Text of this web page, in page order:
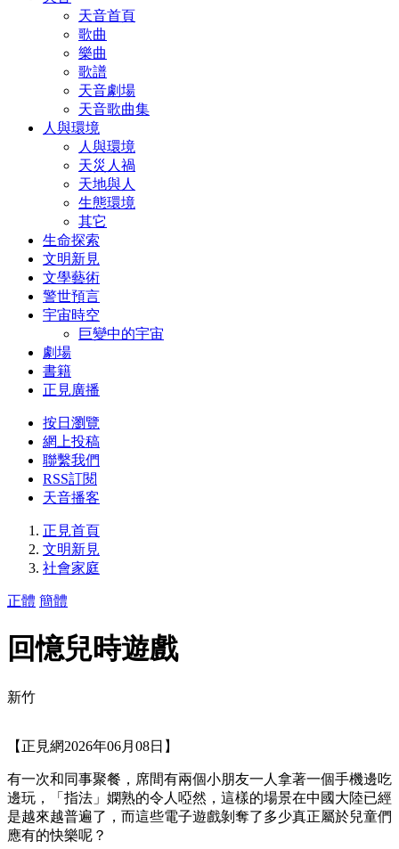
天音首頁
歌曲
樂曲
歌譜
天音劇場
天音歌曲集
人與環境
人與環境
天災人禍
天地與人
生態環境
其它
生命探索
文明新見
文學藝術
警世預言
宇宙時空
巨變中的宇宙
劇場
書籍
正見廣播
按日瀏覽
網上投稿
聯繫我們
RSS訂閱
天音播客
正見首頁
文明新見
社會家庭
正體 簡體
回憶兒時遊戲
新竹
【正見網2026年06月08日】
有一次和同事聚餐，席間有兩個小朋友一人拿著一個手機邊吃
邊玩，「指法」嫻熟的令人啞然，這樣的場景在中國大陸已經
是越來越普遍了，而這些電子遊戲剝奪了多少真正屬於兒童們
應有的快樂呢？